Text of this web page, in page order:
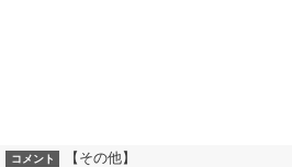
コメント 【その他】